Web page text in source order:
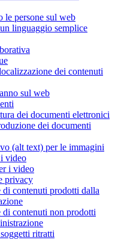
le persone sul web
linguaggio semplice
dei contenuti
sul web
dei documenti elettronici
dei documenti
(alt text) per le immagini
video
i video
privacy
contenuti prodotti dalla
contenuti non prodotti
ritratti